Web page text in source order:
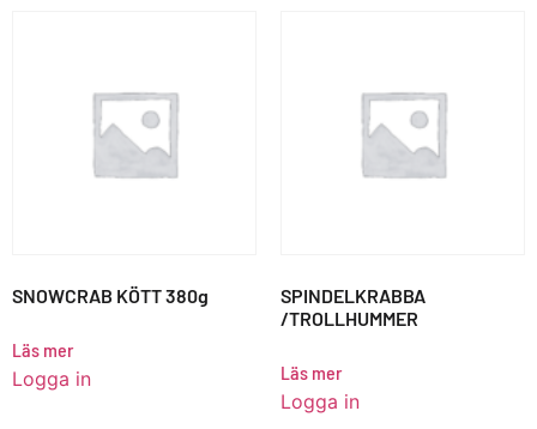
SNOWCRAB KÖTT 380g
Läs mer
Logga in
SPINDELKRABBA
/TROLLHUMMER
Läs mer
Logga in